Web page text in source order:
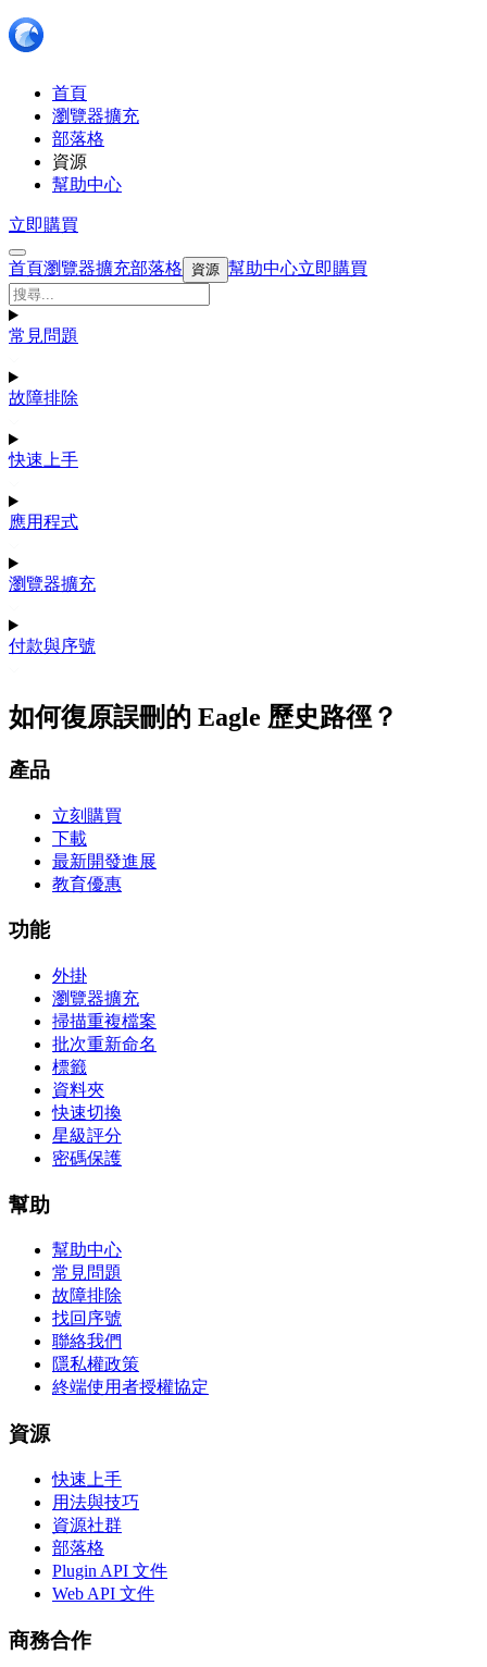
首頁
瀏覽器擴充
部落格
資源
幫助中心
立即購買
首頁瀏覽器擴充部落格 資源 幫助中心立即購買
常見問題
故障排除
快速上手
應用程式
瀏覽器擴充
付款與序號
如何復原誤刪的 Eagle 歷史路徑？
產品
立刻購買
下載
最新開發進展
教育優惠
功能
外掛
瀏覽器擴充
掃描重複檔案
批次重新命名
標籤
資料夾
快速切換
星級評分
密碼保護
幫助
幫助中心
常見問題
故障排除
找回序號
聯絡我們
隱私權政策
終端使用者授權協定
資源
快速上手
用法與技巧
資源社群
部落格
Plugin API 文件
Web API 文件
商務合作